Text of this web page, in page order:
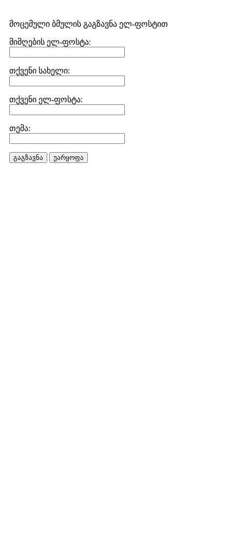
მოცემული ბმულის გაგზავნა ელ-ფოსტით
მიმღების ელ-ფოსტა:
თქვენი სახელი:
თქვენი ელ-ფოსტა:
თემა:
გაგზავნა უარყოფა